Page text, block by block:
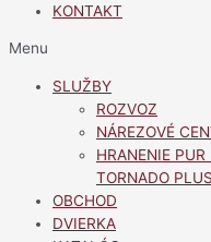
KONTAKT
Menu
SLUŽBY
ROZVOZ
NÁREZOVÉ
HRANENIE
TORNADO PLUS
OBCHOD
DVIERKA